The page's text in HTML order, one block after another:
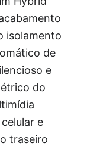
isolamento
de
e
do
e
traseiro